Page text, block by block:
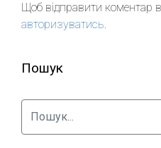
Щоб відправити коментар
авторизуватись.
Пошук